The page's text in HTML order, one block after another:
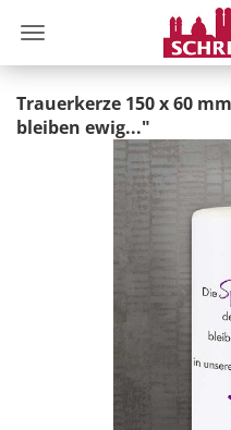
Trauerkerze 150 x 60
bleiben ewig..."